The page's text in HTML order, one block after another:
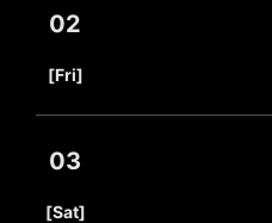
02
[Fri]
03
[Sat]